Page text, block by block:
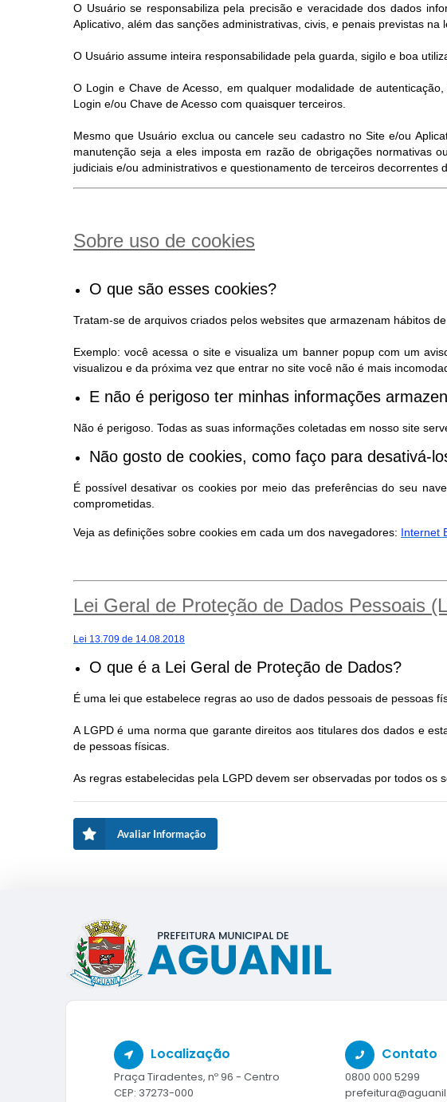
O Usuário se responsabiliza pela precisão e veracidade dos dados
Aplicativo, além das sanções administrativas, civis, e penais previstas
O Usuário assume inteira responsabilidade pela guarda, sigilo e boa
O Login e Chave de Acesso, em qualquer modalidade de
Login e/ou Chave de Acesso com quaisquer terceiros.
Mesmo que Usuário exclua ou cancele seu cadastro no Site e/ou
manutenção seja a eles imposta em razão de obrigações normativas
judiciais e/ou administrativos e questionamento de terceiros
Sobre uso de cookies
O que são esses cookies?
Tratam-se de arquivos criados pelos websites que armazenam hábitos
Exemplo: você acessa o site e visualiza um banner popup com um
visualizou e da próxima vez que entrar no site você não é mais
E não é perigoso ter minhas informações
Não é perigoso. Todas as suas informações coletadas em nosso site
Não gosto de cookies, como faço para desativá-
É possível desativar os cookies por meio das preferências do seu
comprometidas.
Veja as definições sobre cookies em cada um dos navegadores: Internet
Lei Geral de Proteção de Dados Pessoais
Lei 13.709 de 14.08.2018
O que é a Lei Geral de Proteção de Dados?
É uma lei que estabelece regras ao uso de dados pessoais de pessoas
A LGPD é uma norma que garante direitos aos titulares dos dados e
de pessoas físicas.
As regras estabelecidas pela LGPD devem ser observadas por todos
Avaliar Informação
Localização
Praça Tiradentes, nº 96 - Centro
CEP: 37273-000
Contato
0800 000 5299